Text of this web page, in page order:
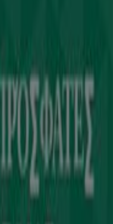
της τεχνολογικής
τις τοπικές αγορές